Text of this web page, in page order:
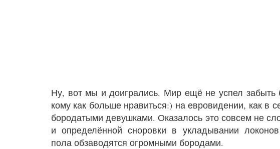
Ну, вот мы и доигрались. Мир ещё не успел
кому как больше нравиться:) на евровидении, как в
бородатыми девушками. Оказалось это совсем не
и определённой сноровки в укладывании локонов
пола обзаводятся огромными бородами.